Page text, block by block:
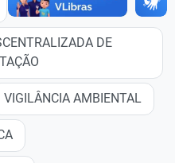
DE
VIGILÂNCIA AMBIENTAL